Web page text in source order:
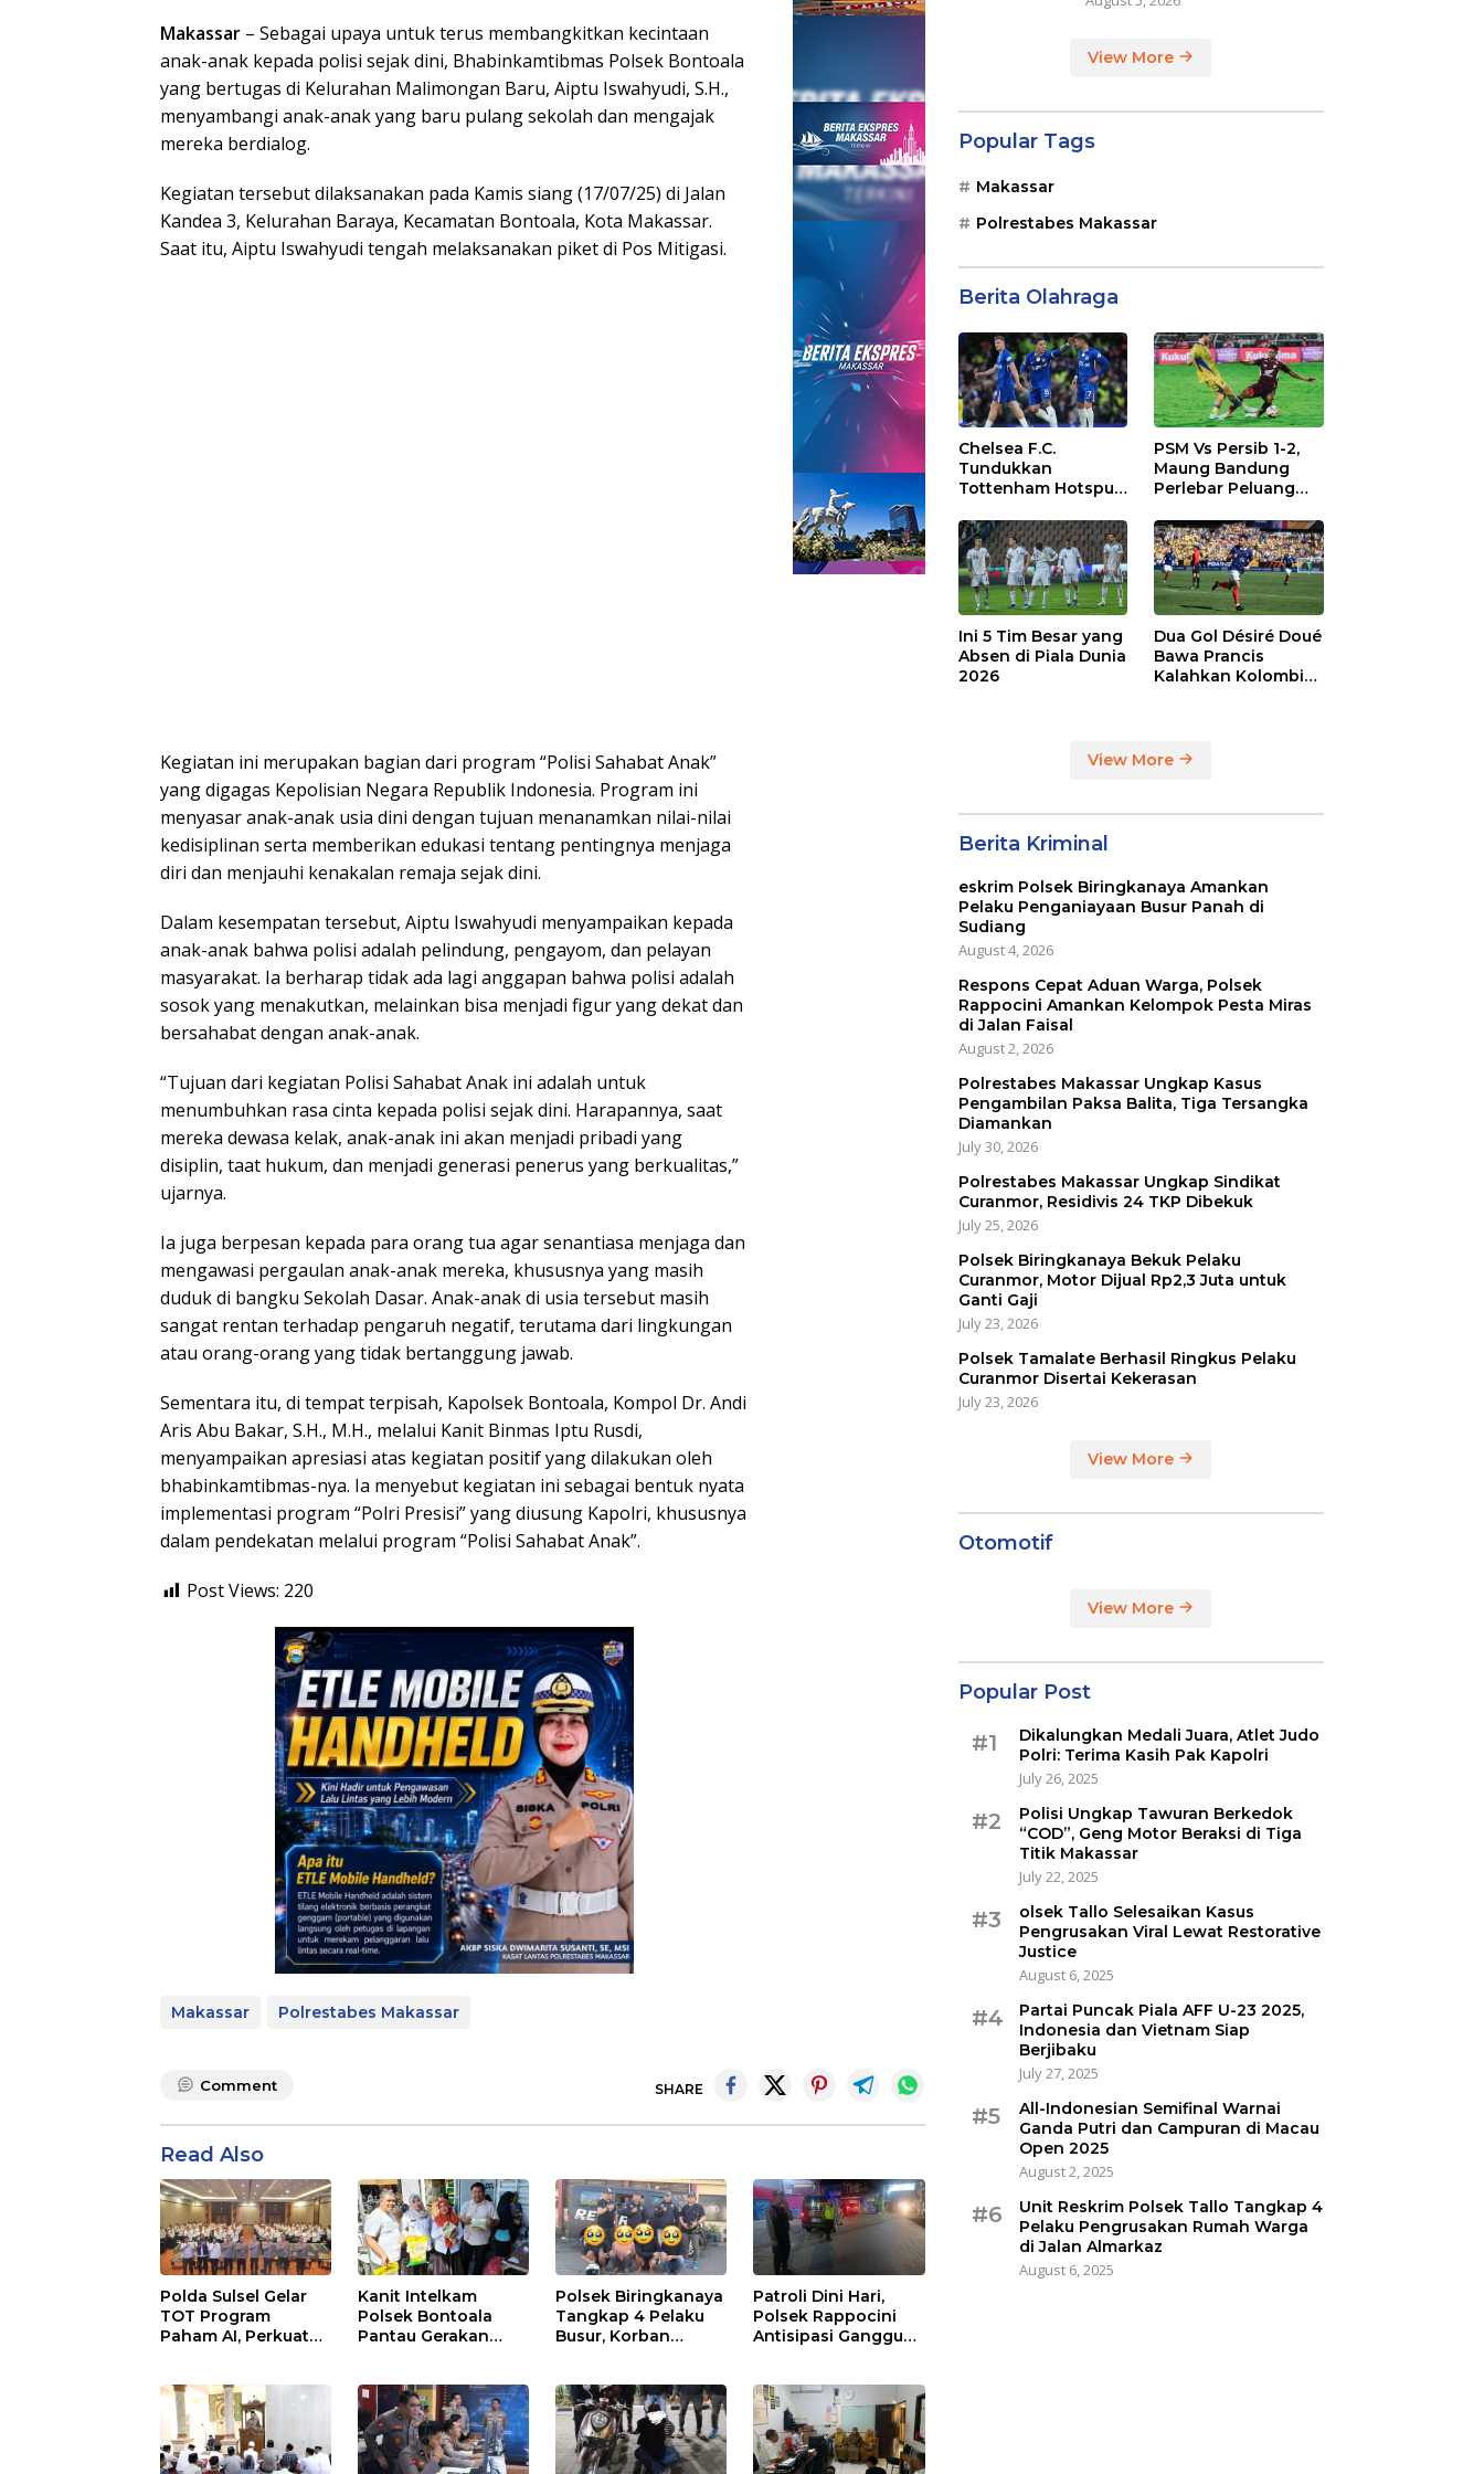
Makassar – Sebagai upaya untuk terus membangkitkan kecintaan
anak-anak kepada polisi sejak dini, Bhabinkamtibmas Polsek Bontoala
yang bertugas di Kelurahan Malimongan Baru, Aiptu Iswahyudi, S.H.,
menyambangi anak-anak yang baru pulang sekolah dan mengajak
mereka berdialog.
Kegiatan tersebut dilaksanakan pada Kamis siang (17/07/25) di Jalan
Kandea 3, Kelurahan Baraya, Kecamatan Bontoala, Kota Makassar.
Saat itu, Aiptu Iswahyudi tengah melaksanakan piket di Pos Mitigasi.
Kegiatan ini merupakan bagian dari program “Polisi Sahabat Anak”
yang digagas Kepolisian Negara Republik Indonesia. Program ini
menyasar anak-anak usia dini dengan tujuan menanamkan nilai-nilai
kedisiplinan serta memberikan edukasi tentang pentingnya menjaga
diri dan menjauhi kenakalan remaja sejak dini.
Dalam kesempatan tersebut, Aiptu Iswahyudi menyampaikan kepada
anak-anak bahwa polisi adalah pelindung, pengayom, dan pelayan
masyarakat. Ia berharap tidak ada lagi anggapan bahwa polisi adalah
sosok yang menakutkan, melainkan bisa menjadi figur yang dekat dan
bersahabat dengan anak-anak.
“Tujuan dari kegiatan Polisi Sahabat Anak ini adalah untuk
menumbuhkan rasa cinta kepada polisi sejak dini. Harapannya, saat
mereka dewasa kelak, anak-anak ini akan menjadi pribadi yang
disiplin, taat hukum, dan menjadi generasi penerus yang berkualitas,”
ujarnya.
Ia juga berpesan kepada para orang tua agar senantiasa menjaga dan
mengawasi pergaulan anak-anak mereka, khususnya yang masih
duduk di bangku Sekolah Dasar. Anak-anak di usia tersebut masih
sangat rentan terhadap pengaruh negatif, terutama dari lingkungan
atau orang-orang yang tidak bertanggung jawab.
Sementara itu, di tempat terpisah, Kapolsek Bontoala, Kompol Dr. Andi
Aris Abu Bakar, S.H., M.H., melalui Kanit Binmas Iptu Rusdi,
menyampaikan apresiasi atas kegiatan positif yang dilakukan oleh
bhabinkamtibmas-nya. Ia menyebut kegiatan ini sebagai bentuk nyata
implementasi program “Polri Presisi” yang diusung Kapolri, khususnya
dalam pendekatan melalui program “Polisi Sahabat Anak”.
Post Views: 220
Makassar Polrestabes Makassar
Comment SHARE
Read Also
Polda Sulsel Gelar
TOT Program
Paham AI, Perkuat
Kanit Intelkam
Polsek Bontoala
Pantau Gerakan
Berjalan Aman dan
Tertib
Polsek Biringkanaya
Tangkap 4 Pelaku
Busur, Korban
Patroli Dini Hari,
Polsek Rappocini
Antisipasi Gangguan
View More
Popular Tags
Makassar
Polrestabes Makassar
Berita Olahraga
Chelsea F.C.
Tundukkan
Tottenham Hotspur
Bridge
PSM Vs Persib 1-2,
Maung Bandung
Perlebar Peluang
League
Ini 5 Tim Besar yang
Absen di Piala Dunia
2026
Dua Gol Désiré Doué
Bawa Prancis
Kalahkan Kolombia
View More
Berita Kriminal
eskrim Polsek Biringkanaya Amankan
Pelaku Penganiayaan Busur Panah di
Sudiang
August 4, 2026
Respons Cepat Aduan Warga, Polsek
Rappocini Amankan Kelompok Pesta Miras
di Jalan Faisal
August 2, 2026
Polrestabes Makassar Ungkap Kasus
Pengambilan Paksa Balita, Tiga Tersangka
Diamankan
July 30, 2026
Polrestabes Makassar Ungkap Sindikat
Curanmor, Residivis 24 TKP Dibekuk
July 25, 2026
Polsek Biringkanaya Bekuk Pelaku
Curanmor, Motor Dijual Rp2,3 Juta untuk
Ganti Gaji
July 23, 2026
Polsek Tamalate Berhasil Ringkus Pelaku
Curanmor Disertai Kekerasan
July 23, 2026
View More
Otomotif
View More
Popular Post
#1
Dikalungkan Medali Juara, Atlet Judo
Polri: Terima Kasih Pak Kapolri
July 26, 2025
#2
Polisi Ungkap Tawuran Berkedok
“COD”, Geng Motor Beraksi di Tiga
Titik Makassar
July 22, 2025
#3
olsek Tallo Selesaikan Kasus
Pengrusakan Viral Lewat Restorative
Justice
August 6, 2025
#4
Partai Puncak Piala AFF U-23 2025,
Indonesia dan Vietnam Siap
Berjibaku
July 27, 2025
#5
All-Indonesian Semifinal Warnai
Ganda Putri dan Campuran di Macau
Open 2025
August 2, 2025
#6
Unit Reskrim Polsek Tallo Tangkap 4
Pelaku Pengrusakan Rumah Warga
di Jalan Almarkaz
August 6, 2025